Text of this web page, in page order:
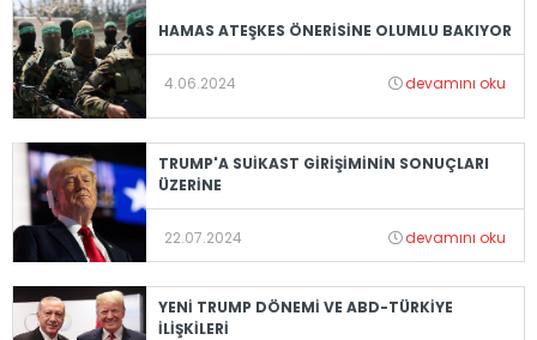
HAMAS ATEŞKES ÖNERİSİNE OLUMLU BAKIYOR
4.06.2024 devamını oku
TRUMP'A SUİKAST GİRİŞİMİNİN SONUÇLARI
ÜZERİNE
22.07.2024 devamını oku
YENİ TRUMP DÖNEMİ VE ABD-TÜRKİYE
İLİŞKİLERİ